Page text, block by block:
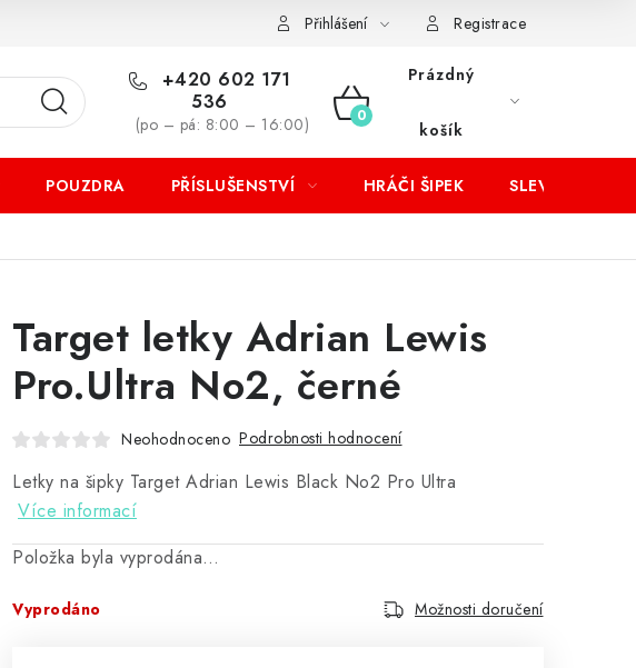
Přihlášení Registrace
+420 602 171
536
(po – pá: 8:00 – 16:00)
NÁKUPNÍ
KOŠÍK
Prázdný
košík
POUZDRA PŘÍSLUŠENSTVÍ HRÁČI ŠIPEK SLEVY
Target letky Adrian Lewis
Pro.Ultra No2, černé
Neohodnoceno Podrobnosti hodnocení
Letky na šipky Target Adrian Lewis Black No2 Pro Ultra
Více informací
Položka byla vyprodána…
Vyprodáno Možnosti doručení